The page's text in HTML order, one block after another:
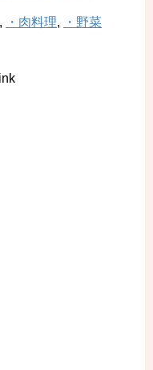
, ・肉料理,
・野菜